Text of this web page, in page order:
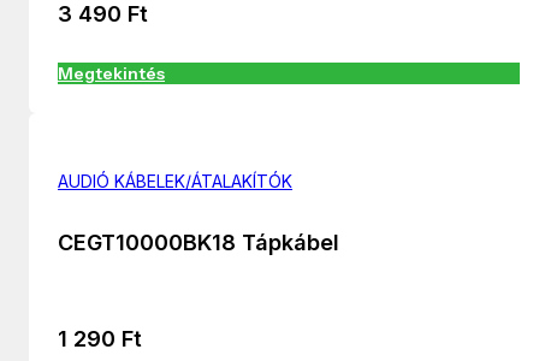
3 490 Ft
Megtekintés
AUDIÓ KÁBELEK/ÁTALAKÍTÓK
CEGT10000BK18 Tápkábel
1 290 Ft